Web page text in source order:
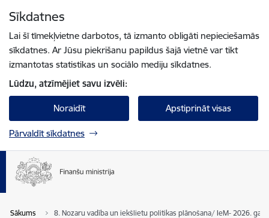
Sīkdatnes
Lai šī tīmekļvietne darbotos, tā izmanto obligāti nepieciešamās
sīkdatnes. Ar Jūsu piekrišanu papildus šajā vietnē var tikt
izmantotas statistikas un sociālo mediju sīkdatnes.
Lūdzu, atzīmējiet savu izvēli:
Noraidīt Apstiprināt visas
Pārvaldīt sīkdatnes
Sākums 8. Nozaru vadība un iekšlietu politikas plānošana/ IeM- 2026. gads